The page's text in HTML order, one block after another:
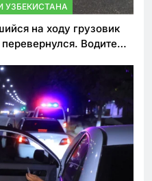
УЗБЕКИСТАНА
на ходу грузовик
Водитель